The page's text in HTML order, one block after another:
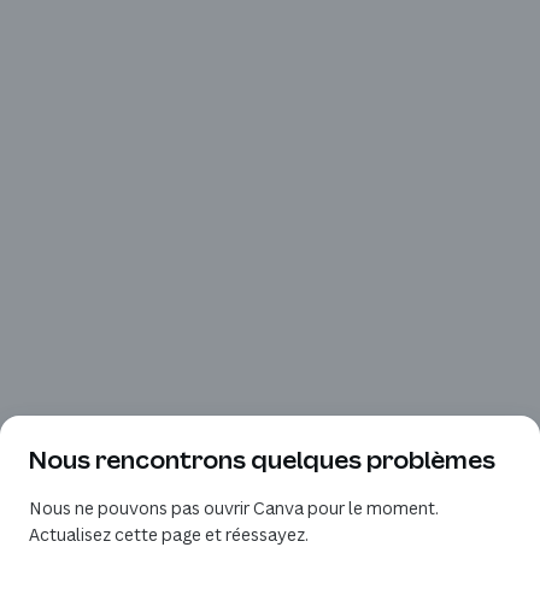
Nous rencontrons quelques problèmes
Nous ne pouvons pas ouvrir Canva pour le moment.
Actualisez cette page et réessayez.